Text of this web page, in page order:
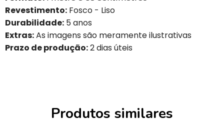
Revestimento: Fosco - Liso
Durabilidade: 5 anos
Extras:As imagens são meramente ilustrativas
Prazo de produção:2 dias úteis
Produtos similares